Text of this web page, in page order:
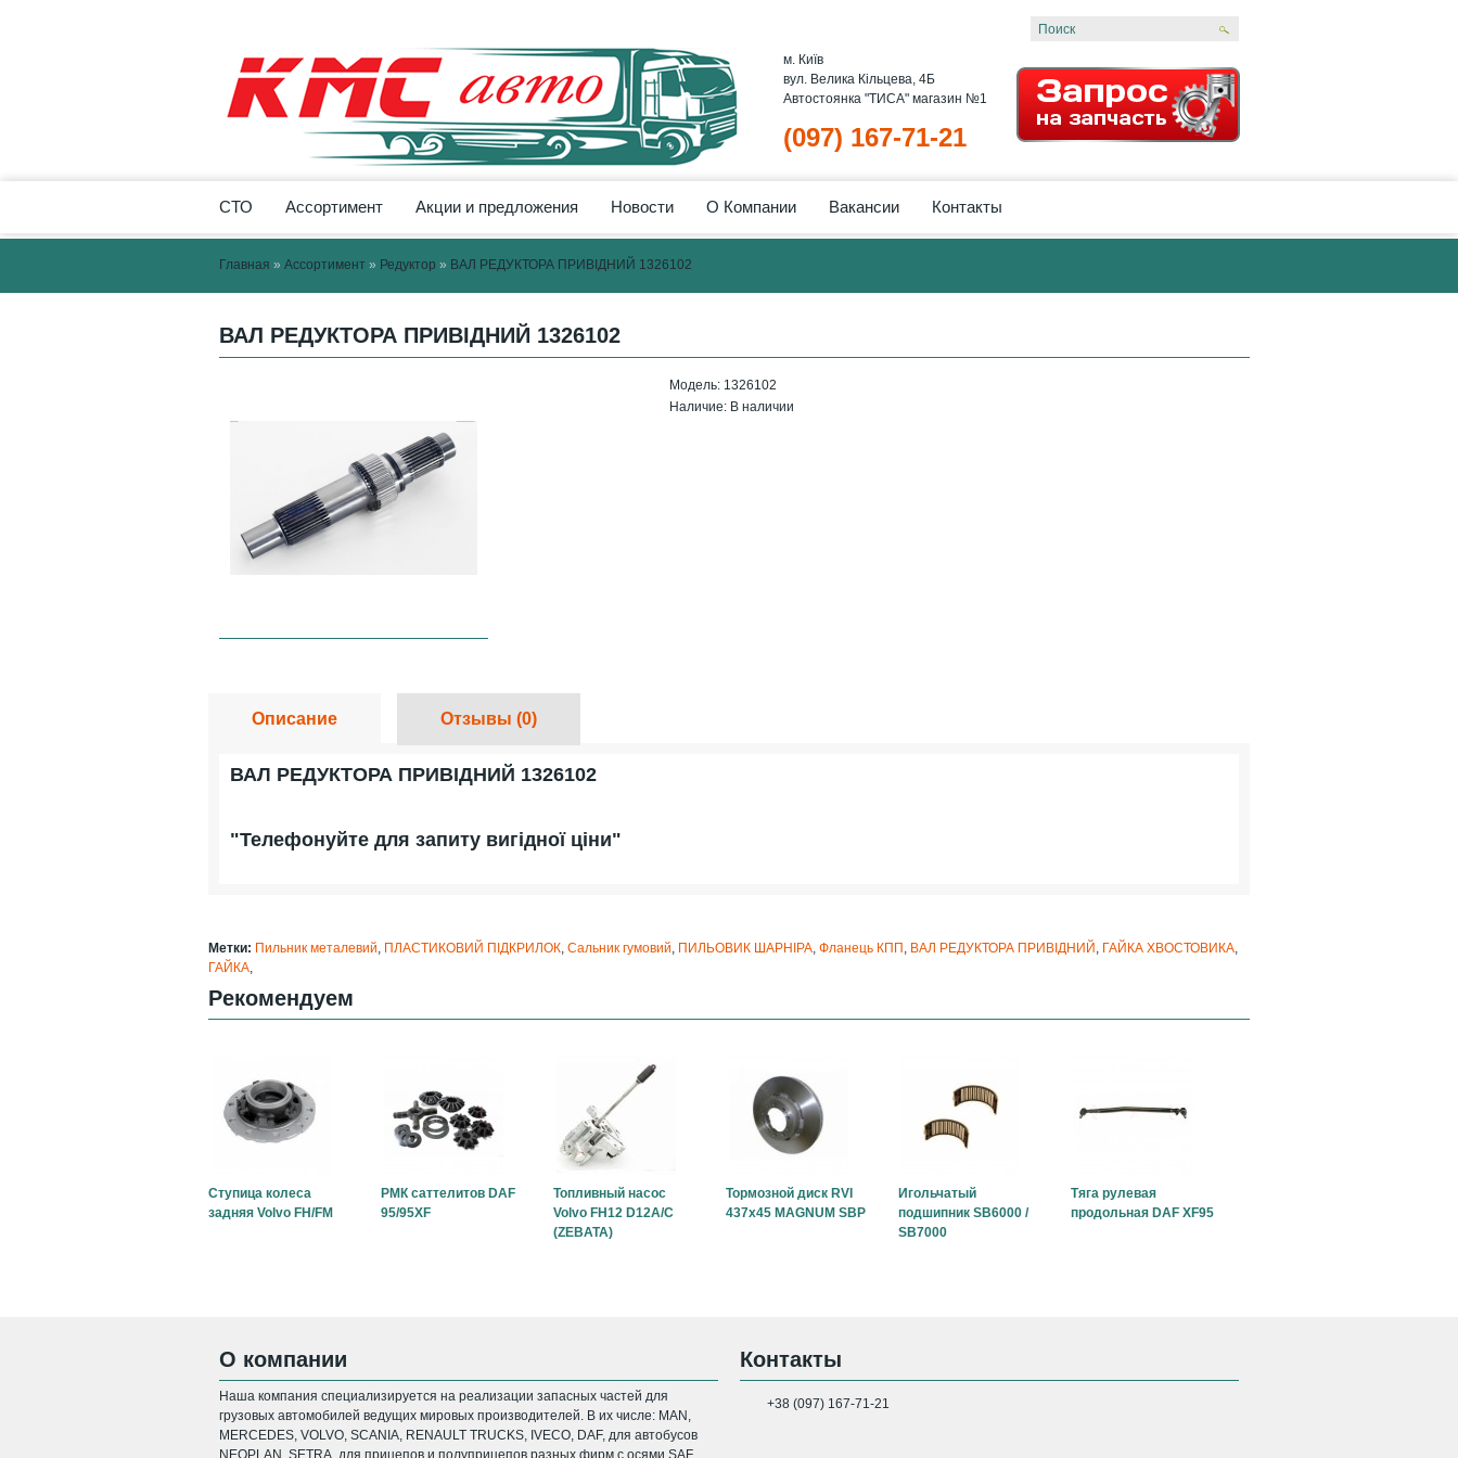
м. Київ
вул. Велика Кільцева, 4Б
Автостоянка "ТИСА" магазин №1
(097) 167-71-21
СТО Ассортимент Акции и предложения Новости О Компании Вакансии Контакты
Главная » Ассортимент » Редуктор » ВАЛ РЕДУКТОРА ПРИВІДНИЙ 1326102
ВАЛ РЕДУКТОРА ПРИВІДНИЙ 1326102
Модель: 1326102
Наличие: В наличии
Описание Отзывы (0)
ВАЛ РЕДУКТОРА ПРИВІДНИЙ 1326102
"Телефонуйте для запиту вигідної ціни"
Метки: Пильник металевий, ПЛАСТИКОВИЙ ПІДКРИЛОК, Сальник гумовий, ПИЛЬОВИК ШАРНІРА, Фланець КПП , ВАЛ РЕДУКТОРА ПРИВІДНИЙ , ГАЙКА ХВОСТОВИКА,
ГАЙКА,
Рекомендуем
Ступица колеса
задняя Volvo FH/FM
РМК саттелитов DAF
95/95XF
Топливный насос
Volvo FH12 D12A/C
(ZEBATA)
Тормозной диск RVI
437x45 MAGNUM SBP
Игольчатый
подшипник SB6000 /
SB7000
Тяга рулевая
продольная DAF XF95
О компании
Наша компания специализируется на реализации запасных частей для
грузовых автомобилей ведущих мировых производителей. В их числе: MAN,
MERCEDES, VOLVO, SCANIA, RENAULT TRUCKS, IVECO, DAF, для автобусов
NEOPLAN, SETRA, для прицепов и полуприцепов разных фирм с осями SAF,
Контакты
+38 (097) 167-71-21